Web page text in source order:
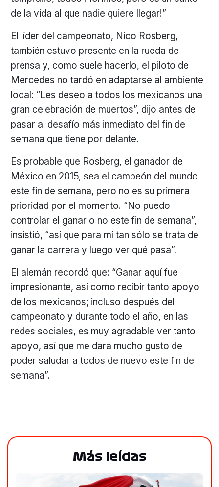
de la vida al que nadie quiere llegar!”
El líder del campeonato, Nico Rosberg,
también estuvo presente en la rueda de
prensa y, como suele hacerlo, el piloto de
Mercedes no tardó en adaptarse al ambiente
local: “Les deseo a todos los mexicanos una
gran celebración de muertos”, dijo antes de
pasar al desafío más inmediato del fin de
semana que tiene por delante.
Es probable que Rosberg, el ganador de
México en 2015, sea el campeón del mundo
este fin de semana, pero no es su primera
prioridad por el momento. “No puedo
controlar el ganar o no este fin de semana”,
insistió, “así que para mí tan sólo se trata de
ganar la carrera y luego ver qué pasa”,
El alemán recordó que: “Ganar aquí fue
impresionante, así como recibir tanto apoyo
de los mexicanos; incluso después del
campeonato y durante todo el año, en las
redes sociales, es muy agradable ver tanto
apoyo, así que me dará mucho gusto de
poder saludar a todos de nuevo este fin de
semana”.
Más leídas